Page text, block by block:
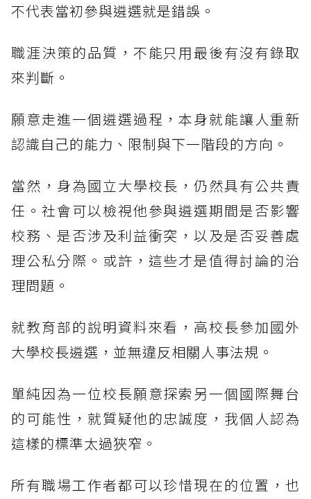
不代表當初參與遴選就是錯誤。
職涯決策的品質，不能只用最後有沒有錄取
來判斷。
願意走進一個遴選過程，本身就能讓人重新
認識自己的能力、限制與下一階段的方向。
當然，身為國立大學校長，仍然具有公共責
任。社會可以檢視他參與遴選期間是否影響
校務、是否涉及利益衝突，以及是否妥善處
理公私分際。或許，這些才是值得討論的治
理問題。
就教育部的說明資料來看，高校長參加國外
大學校長遴選，並無違反相關人事法規。
單純因為一位校長願意探索另一個國際舞台
的可能性，就質疑他的忠誠度，我個人認為
這樣的標準太過狹窄。
所有職場工作者都可以珍惜現在的位置，也